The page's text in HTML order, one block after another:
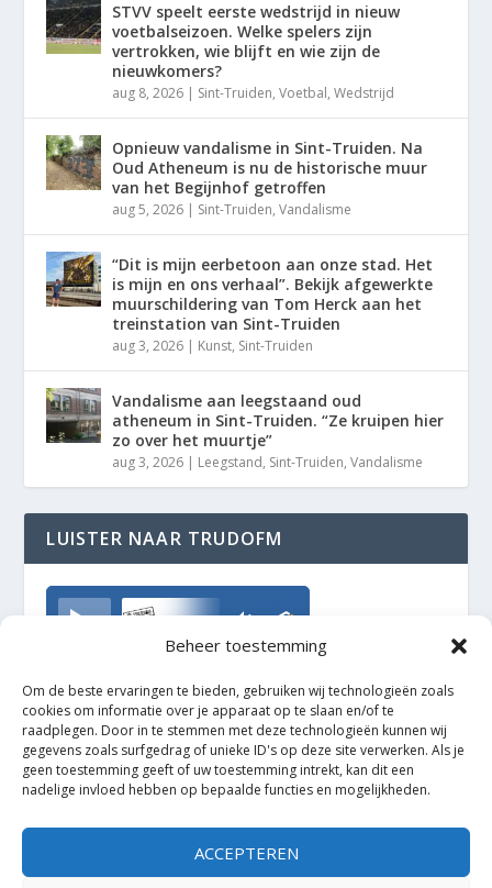
Beheer toestemming
Om de beste ervaringen te bieden, gebruiken wij technologieën zoals
cookies om informatie over je apparaat op te slaan en/of te
raadplegen. Door in te stemmen met deze technologieën kunnen wij
gegevens zoals surfgedrag of unieke ID's op deze site verwerken. Als je
geen toestemming geeft of uw toestemming intrekt, kan dit een
nadelige invloed hebben op bepaalde functies en mogelijkheden.
ACCEPTEREN
STVV speelt eerste wedstrijd in nieuw
voetbalseizoen. Welke spelers zijn
vertrokken, wie blijft en wie zijn de
nieuwkomers?
aug 8, 2026 | Sint-Truiden,Voetbal,Wedstrijd
Opnieuw vandalisme in Sint-Truiden. Na
Oud Atheneum is nu de historische muur
van het Begijnhof getroffen
aug 5, 2026 | Sint-Truiden,Vandalisme
“Dit is mijn eerbetoon aan onze stad. Het
is mijn en ons verhaal”. Bekijk afgewerkte
muurschildering van Tom Herck aan het
treinstation van Sint-Truiden
aug 3, 2026 | Kunst, Sint-Truiden
Vandalisme aan leegstaand oud
atheneum in Sint-Truiden. “Ze kruipen hier
zo over het muurtje”
aug 3, 2026 | Leegstand, Sint-Truiden,Vandalisme
LUISTER NAAR TRUDOFM
TrudoFM